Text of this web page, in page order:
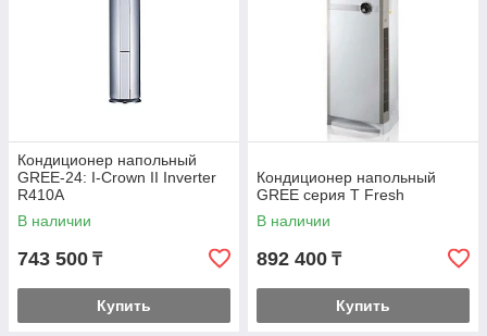
Кондиционер напольный
GREE-24: I-Crown II Inverter
R410A
В наличии
743 500 ₸
Купить
Кондиционер напольный
GREE серия T Fresh
В наличии
892 400 ₸
Купить